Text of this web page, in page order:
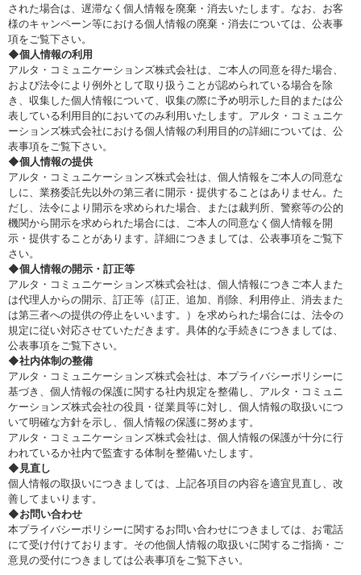
された場合は、遅滞なく個人情報を廃棄・消去いたします。なお、お客
様のキャンペーン等における個人情報の廃棄・消去については、公表事
項をご覧下さい。
◆個人情報の利用
アルタ・コミュニケーションズ株式会社は、ご本人の同意を得た場合、
および法令により例外として取り扱うことが認められている場合を除
き、収集した個人情報について、収集の際に予め明示した目的または公
表している利用目的においてのみ利用いたします。アルタ・コミュニケ
ーションズ株式会社における個人情報の利用目的の詳細については、公
表事項をご覧下さい。
◆個人情報の提供
アルタ・コミュニケーションズ株式会社は、個人情報をご本人の同意な
しに、業務委託先以外の第三者に開示・提供することはありません。た
だし、法令により開示を求められた場合、または裁判所、警察等の公的
機関から開示を求められた場合には、ご本人の同意なく個人情報を開
示・提供することがあります。詳細につきましては、公表事項をご覧下
さい。
◆個人情報の開示・訂正等
アルタ・コミュニケーションズ株式会社は、個人情報につきご本人また
は代理人からの開示、訂正等（訂正、追加、削除、利用停止、消去また
は第三者への提供の停止をいいます。）を求められた場合には、法令の
規定に従い対応させていただきます。具体的な手続きにつきましては、
公表事項をご覧下さい。
◆社内体制の整備
アルタ・コミュニケーションズ株式会社は、本プライバシーポリシーに
基づき、個人情報の保護に関する社内規定を整備し、アルタ・コミュニ
ケーションズ株式会社の役員・従業員等に対し、個人情報の取扱いにつ
いて明確な方針を示し、個人情報の保護に努めます。
アルタ・コミュニケーションズ株式会社は、個人情報の保護が十分に行
われているか社内で監査する体制を整備いたします。
◆見直し
個人情報の取扱いにつきましては、上記各項目の内容を適宜見直し、改
善してまいります。
◆お問い合わせ
本プライバシーポリシーに関するお問い合わせにつきましては、お電話
にて受け付けております。その他個人情報の取扱いに関するご指摘・ご
意見の受付につきましては公表事項をご覧下さい。